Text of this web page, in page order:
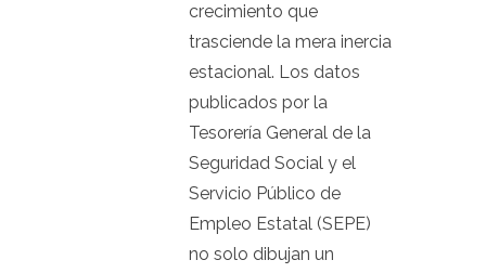
crecimiento que
trasciende la mera inercia
estacional. Los datos
publicados por la
Tesorería General de la
Seguridad Social y el
Servicio Público de
Empleo Estatal (SEPE)
no solo dibujan un